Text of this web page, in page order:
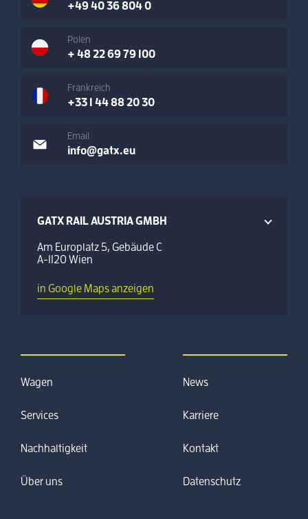
+49 40 36 804 0
Polen
+ 48 22 69 79 100
Frankreich
+33 1 44 88 20 30
Email
info@gatx.eu
GATX RAIL AUSTRIA GMBH
Am Europlatz 5, Gebäude C
A-1120 Wien
in Google Maps anzeigen
Wagen
Services
Nachhaltigkeit
Über uns
News
Karriere
Kontakt
Datenschutz